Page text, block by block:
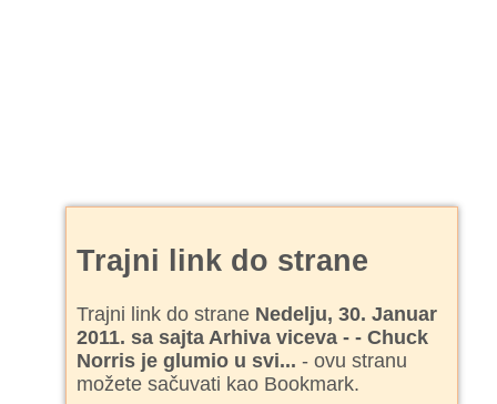
Trajni link do strane
Trajni link do strane Nedelju, 30. Januar
2011. sa sajta Arhiva viceva - - Chuck
Norris je glumio u svi... - ovu stranu
možete sačuvati kao Bookmark.